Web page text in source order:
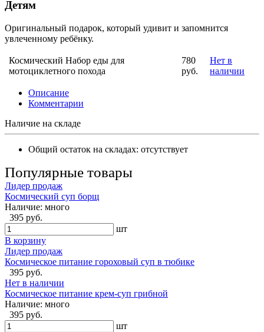
Детям
Оригинальный подарок, который удивит и запомнится
увлеченному ребёнку.
Космический Набор еды для
мотоциклетного похода
780
руб.
Нет в
наличии
Описание
Комментарии
Наличие на складе
Общий остаток на складах: отсутствует
Популярные товары
Лидер продаж
Космический суп борщ
Наличие: много
395 руб.
шт
В корзину
Лидер продаж
Космическое питание гороховый суп в тюбике
395 руб.
Нет в наличии
Космическое питание крем-суп грибной
Наличие: много
395 руб.
шт